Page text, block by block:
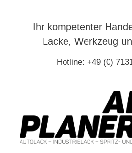
Ihr kompetenter
Lacke, Werkzeug
Hotline: +49 (0)